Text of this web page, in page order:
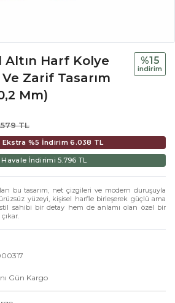
Altın Harf Kolye
Zarif Tasarım
Mm)
TL
%15
i̇ndi̇ri̇m
Ekstra %5 İndirim6.038 TL
Havale İndirimi5.796 TL
bu tasarım, net çizgileri ve modern duruşuyla
yüzeyi, kişisel harfle birleşerek güçlü ama
sahibi bir detay hem de anlamı olan özel bir
Gün Kargo